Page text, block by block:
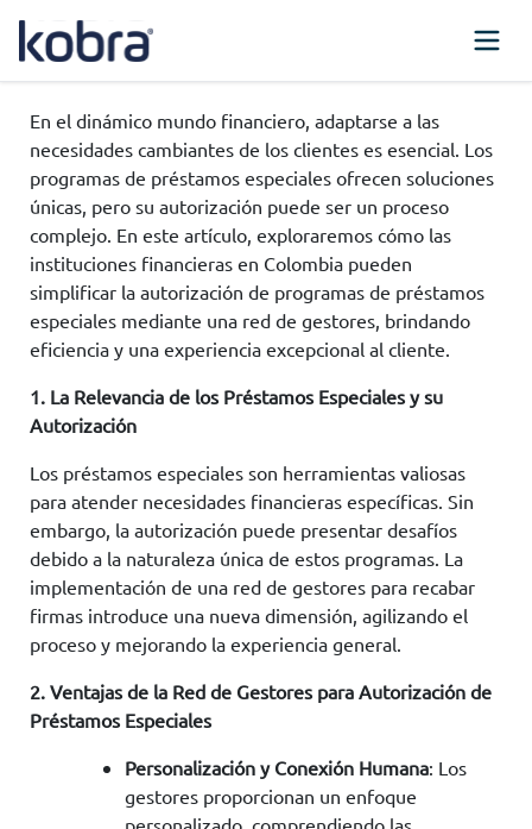
En el dinámico mundo financiero, adaptarse a las
necesidades cambiantes de los clientes es esencial. Los
programas de préstamos especiales ofrecen soluciones
únicas, pero su autorización puede ser un proceso
complejo. En este artículo, exploraremos cómo las
instituciones financieras en Colombia pueden
simplificar la autorización de programas de préstamos
especiales mediante una red de gestores, brindando
eficiencia y una experiencia excepcional al cliente.
1. La Relevancia de los Préstamos Especiales y su
Autorización
Los préstamos especiales son herramientas valiosas
para atender necesidades financieras específicas. Sin
embargo, la autorización puede presentar desafíos
debido a la naturaleza única de estos programas. La
implementación de una red de gestores para recabar
firmas introduce una nueva dimensión, agilizando el
proceso y mejorando la experiencia general.
2. Ventajas de la Red de Gestores para Autorización de
Préstamos Especiales
Personalización y Conexión Humana: Los
gestores proporcionan un enfoque
personalizado, comprendiendo las